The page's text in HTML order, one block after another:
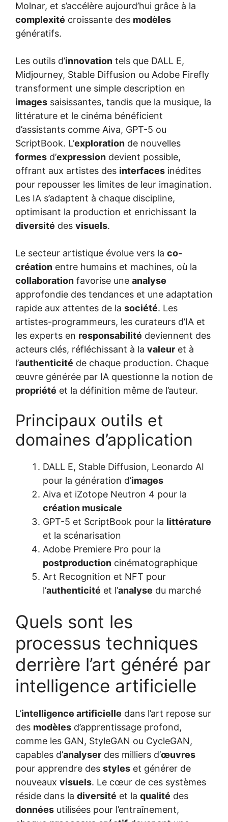
Molnar, et s’accélère aujourd’hui grâce à la
complexité croissante des modèles
génératifs.
Les outils d’innovation tels que DALL E,
Midjourney, Stable Diffusion ou Adobe Firefly
transforment une simple description en
images saisissantes, tandis que la musique, la
littérature et le cinéma bénéficient
d’assistants comme Aiva, GPT-5 ou
ScriptBook. L’exploration de nouvelles
formes d’expression devient possible,
offrant aux artistes des interfaces inédites
pour repousser les limites de leur imagination.
Les IA s’adaptent à chaque discipline,
optimisant la production et enrichissant la
diversité des visuels.
Le secteur artistique évolue vers la co-
création entre humains et machines, où la
collaboration favorise une analyse
approfondie des tendances et une adaptation
rapide aux attentes de la société. Les
artistes-programmeurs, les curateurs d’IA et
les experts en responsabilité deviennent des
acteurs clés, réfléchissant à la valeur et à
l’authenticité de chaque production. Chaque
œuvre générée par IA questionne la notion de
propriété et la définition même de l’auteur.
Principaux outils et
domaines d’application
DALL E, Stable Diffusion, Leonardo AI
pour la génération d’images
Aiva et iZotope Neutron 4 pour la
création musicale
GPT-5 et ScriptBook pour la littérature
et la scénarisation
Adobe Premiere Pro pour la
postproduction cinématographique
Art Recognition et NFT pour
l’authenticité et l’analyse du marché
Quels sont les
processus techniques
derrière l’art généré par
intelligence artificielle
L’intelligence artificielle dans l’art repose sur
des modèles d’apprentissage profond,
comme les GAN, StyleGAN ou CycleGAN,
capables d’analyser des milliers d’œuvres
pour apprendre des styles et générer de
nouveaux visuels. Le cœur de ces systèmes
réside dans la diversité et la qualité des
données utilisées pour l’entraînement,